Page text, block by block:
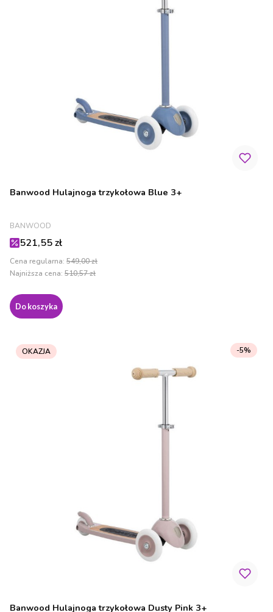
Banwood Hulajnoga trzykołowa Blue 3+
PRODUCENT
BANWOOD
Cena promocyjna
521,55 zł
Cena regularna: 549,00 zł
Najniższa cena: 510,57 zł
Do koszyka
OKAZJA
Banwood Hulajnoga trzykołowa Dusty Pink 3+
-5%